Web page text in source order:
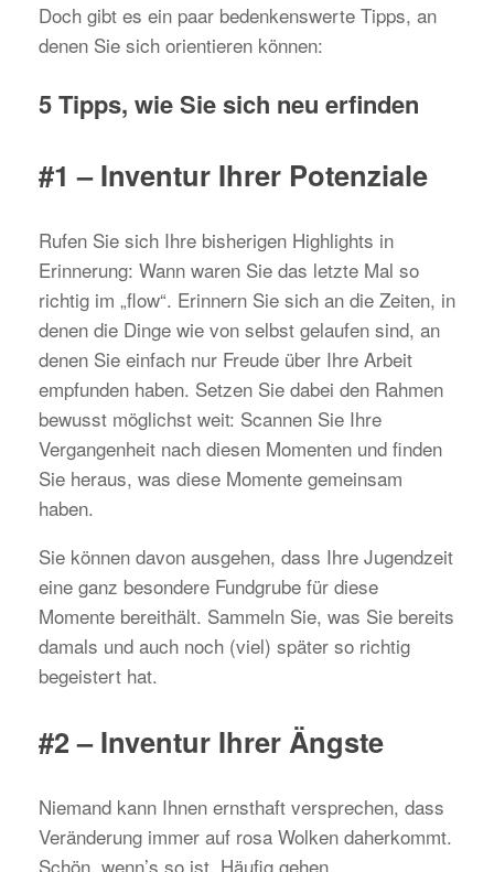
Doch gibt es ein paar bedenkenswerte Tipps, an
denen Sie sich orientieren können:
5 Tipps, wie Sie sich neu erfinden
#1 – Inventur Ihrer Potenziale
Rufen Sie sich Ihre bisherigen Highlights in
Erinnerung: Wann waren Sie das letzte Mal so
richtig im „flow“. Erinnern Sie sich an die Zeiten, in
denen die Dinge wie von selbst gelaufen sind, an
denen Sie einfach nur Freude über Ihre Arbeit
empfunden haben. Setzen Sie dabei den Rahmen
bewusst möglichst weit: Scannen Sie Ihre
Vergangenheit nach diesen Momenten und finden
Sie heraus, was diese Momente gemeinsam
haben.
Sie können davon ausgehen, dass Ihre Jugendzeit
eine ganz besondere Fundgrube für diese
Momente bereithält. Sammeln Sie, was Sie bereits
damals und auch noch (viel) später so richtig
begeistert hat.
#2 – Inventur Ihrer Ängste
Niemand kann Ihnen ernsthaft versprechen, dass
Veränderung immer auf rosa Wolken daherkommt.
Schön, wenn’s so ist. Häufig gehen